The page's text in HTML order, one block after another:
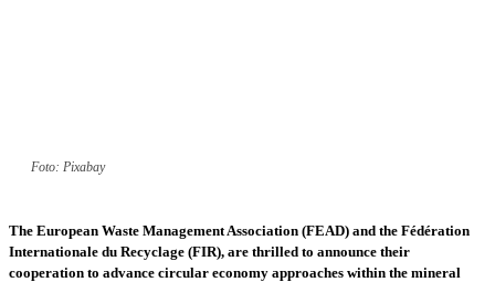
Foto: Pixabay
The European Waste Management Association (FEAD) and the Fédération
Internationale du Recyclage (FIR), are thrilled to announce their
cooperation to advance circular economy approaches within the mineral